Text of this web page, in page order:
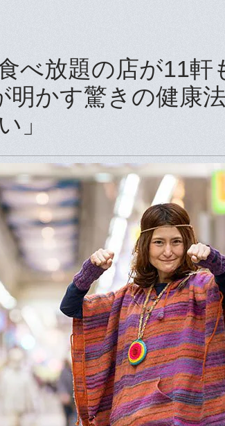
べ放題の店が11軒
明かす驚きの健康
」